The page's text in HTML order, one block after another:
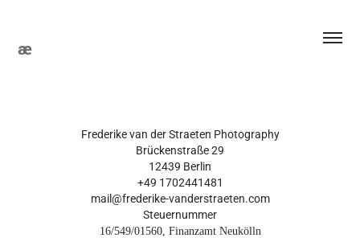
æ
Frederike van der Straeten Photography
Brückenstraße 29
12439 Berlin
+49 1702441481
mail@frederike-vanderstraeten.com
Steuernummer
16/549/01560, Finanzamt Neukölln